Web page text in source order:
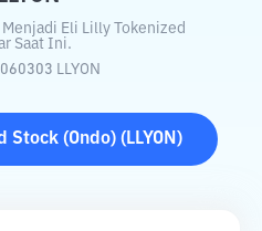
Eli Lilly Tokenized
Saat Ini.
LLYON
Stock (Ondo)( LLYON )